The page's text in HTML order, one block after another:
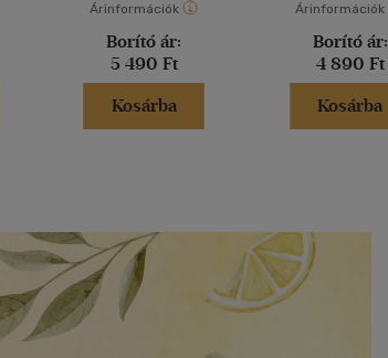
Árinformációk
Borító ár:
5 490 Ft
Kosárba
Árinformációk
Borító ár:
4 890 Ft
Kosárba